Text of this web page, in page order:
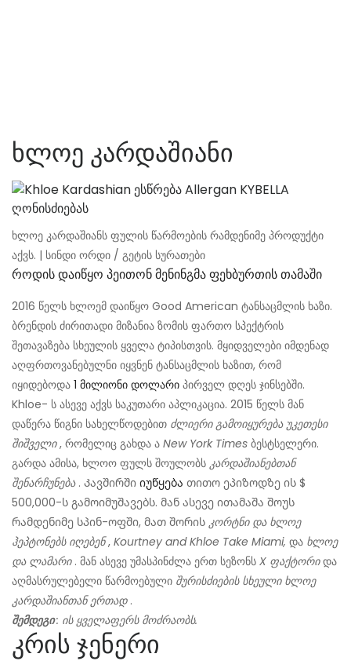
ხლოე კარდაშიანი
ხლოე კარდაშიანს ფულის წარმოების რამდენიმე პროდუქტი
აქვს. | სინდი ორდი / გეტის სურათები
Როდის Დაიწყო Პეითონ Მენინგმა Ფეხბურთის Თამაში
2016 წელს ხლოემ დაიწყო Good American ტანსაცმლის ხაზი.
ბრენდის ძირითადი მიზანია ზომის ფართო სპექტრის
შეთავაზება სხეულის ყველა ტიპისთვის. მყიდველები იმდენად
აღფრთოვანებულნი იყვნენ ტანსაცმლის ხაზით, რომ
იყიდებოდა 1 მილიონი დოლარი პირველ დღეს ჯინსებში.
Khloe- ს ასევე აქვს საკუთარი აპლიკაცია. 2015 წელს მან
დაწერა წიგნი სახელწოდებით ძლიერი გამოიყურება უკეთესი
შიშველი, რომელიც გახდა ა New York Times ბესტსელერი.
გარდა ამისა, ხლოო ფულს შოულობს კარდაშიანებთან
შენარჩუნება. Კავშირში იუწყება თითო ეპიზოდზე ის $
500,000-ს გამოიმუშავებს. მან ასევე ითამაშა შოუს
რამდენიმე სპინ-ოფში, მათ შორის კორტნი და ხლოე
ჰეპტონებს იღებენ, Kourtney and Khloe Take Miami, და ხლოე
და ლამარი. მან ასევე უმასპინძლა ერთ სეზონს X ფაქტორიდა
აღმასრულებელი წარმოებული შურისძიების სხეული ხლოე
კარდაშიანთან ერთად.
შემდეგი: ის ყველაფერს მოძრაობს.
კრის ჯენერი